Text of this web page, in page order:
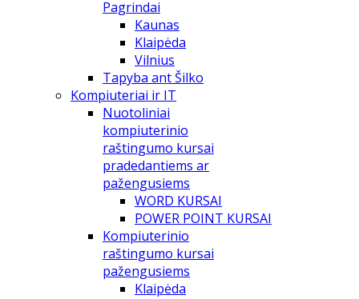
Pagrindai
Kaunas
Klaipėda
Vilnius
Tapyba ant Šilko
Kompiuteriai ir IT
Nuotoliniai
kompiuterinio
raštingumo kursai
pradedantiems ar
pažengusiems
WORD KURSAI
POWER POINT KURSAI
Kompiuterinio
raštingumo kursai
pažengusiems
Klaipėda